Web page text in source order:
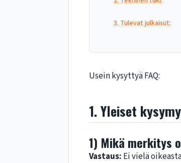
3. Tulevat julkaisut:
Usein kysyttyä FAQ:
1. Yleiset
1) Mikä merkitys
Vastaus: Ei vielä